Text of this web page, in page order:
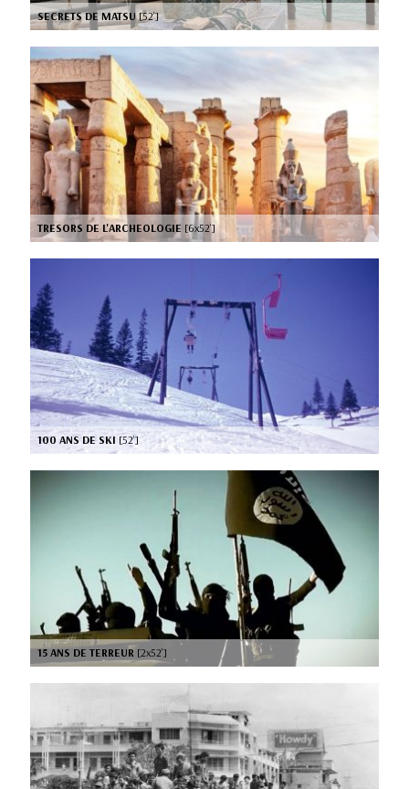
SECRETS DE MATSU [52’]
TRESORS DE L'ARCHEOLOGIE [6x52’]
100 ANS DE SKI [52’]
15 ANS DE TERREUR [2x52’]